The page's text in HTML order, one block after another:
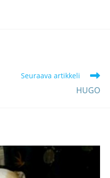
Seuraava artikkeli
HUGO